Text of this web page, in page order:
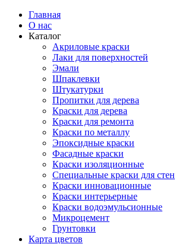
Главная
О нас
Каталог
Акриловые краски
Лаки для поверхностей
Эмали
Шпаклевки
Штукатурки
Пропитки для дерева
Краски для дерева
Краски для ремонта
Краски по металлу
Эпоксидные краски
Фасадные краски
Краски изоляционные
Специальные краски для стен
Краски инновационные
Краски интерьерные
Краски водоэмульсионные
Микроцемент
Грунтовки
Карта цветов